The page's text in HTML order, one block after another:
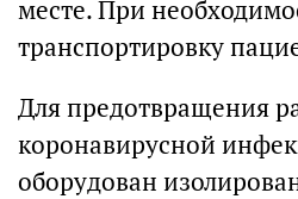
месте. При
транспортировку
Для предотвращения
коронавирусной
оборудован